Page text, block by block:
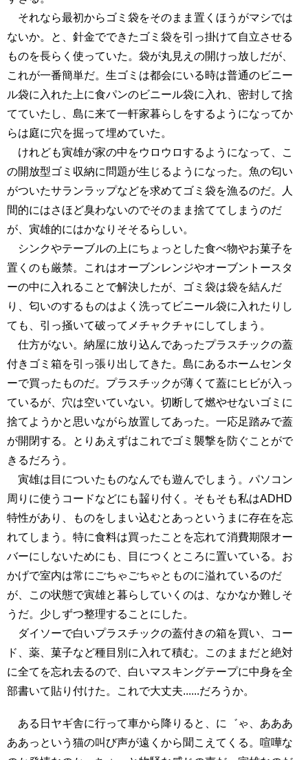
それなら最初からゴミ袋をそのまま置くほうがマシでは
ないか。と、針金でできたゴミ袋を引っ掛けて自立させる
ものを長らく使っていた。袋が丸見えの開けっ放しだが、
これが一番簡単だ。生ゴミは都会にいる時は普通のビニー
ル袋に入れた上に食パンのビニール袋に入れ、密封して捨
てていたし、島に来て一軒家暮らしをするようになってか
らは庭に穴を掘って埋めていた。
けれども寅雄が家の中をウロウロするようになって、こ
の開放型ゴミ収納に問題が生じるようになった。魚の匂い
がついたサランラップなどを求めてゴミ袋を漁るのだ。人
間的にはさほど臭わないのでそのまま捨ててしまうのだ
が、寅雄的にはかなりそそるらしい。
シンクやテーブルの上にちょっとした食べ物やお菓子を
置くのも厳禁。これはオーブンレンジやオーブントースタ
ーの中に入れることで解決したが、ゴミ袋は袋を結んだ
り、匂いのするものはよく洗ってビニール袋に入れたりし
ても、引っ掻いて破ってメチャクチャにしてしまう。
仕方がない。納屋に放り込んであったプラスチックの蓋
付きゴミ箱を引っ張り出してきた。島にあるホームセンタ
ーで買ったものだ。プラスチックが薄くて蓋にヒビが入っ
ているが、穴は空いていない。切断して燃やせないゴミに
捨てようかと思いながら放置してあった。一応足踏みで蓋
が開閉する。とりあえずはこれでゴミ襲撃を防ぐことがで
きるだろう。
寅雄は目についたものなんでも遊んでしまう。パソコン
周りに使うコードなどにも齧り付く。そもそも私はADHD
特性があり、ものをしまい込むとあっというまに存在を忘
れてしまう。特に食料は買ったことを忘れて消費期限オー
バーにしないためにも、目につくところに置いている。お
かげで室内は常にごちゃごちゃとものに溢れているのだ
が、この状態で寅雄と暮らしていくのは、なかなか難しそ
うだ。少しずつ整理することにした。
ダイソーで白いプラスチックの蓋付きの箱を買い、コー
ド、薬、菓子など種目別に入れて積む。このままだと絶対
に全てを忘れ去るので、白いマスキングテープに中身を全
部書いて貼り付けた。これで大丈夫......だろうか。
ある日ヤギ舎に行って車から降りると、に゛ゃ、あああ
ああっという猫の叫び声が遠くから聞こえてくる。喧嘩な